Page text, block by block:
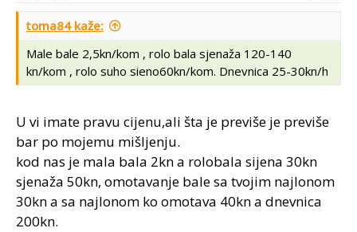
toma84 kaže:
Male bale 2,5kn/kom , rolo bala sjenaža 120-140
kn/kom , rolo suho sieno60kn/kom. Dnevnica 25-30kn/h
U vi imate pravu cijenu,ali šta je previše je previše
bar po mojemu mišljenju.
kod nas je mala bala 2kn a rolobala sijena 30kn
sjenaža 50kn, omotavanje bale sa tvojim najlonom
30kn a sa najlonom ko omotava 40kn a dnevnica
200kn.